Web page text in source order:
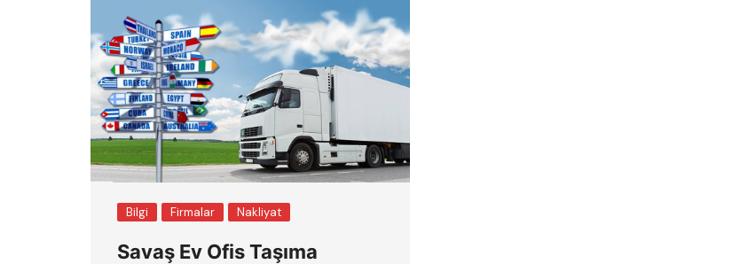
Bilgi Firmalar Nakliyat
Savaş Ev Ofis Taşıma